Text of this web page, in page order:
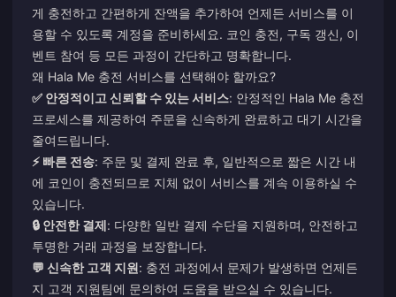
게 충전하고 간편하게 잔액을 추가하여 언제든 서비스를 이
용할 수 있도록 계정을 준비하세요. 코인 충전, 구독 갱신, 이
벤트 참여 등 모든 과정이 간단하고 명확합니다.
왜 Hala Me 충전 서비스를 선택해야 할까요?
✅ 안정적이고 신뢰할 수 있는 서비스: 안정적인 Hala Me 충전
프로세스를 제공하여 주문을 신속하게 완료하고 대기 시간을
줄여드립니다.
⚡ 빠른 전송: 주문 및 결제 완료 후, 일반적으로 짧은 시간 내
에 코인이 충전되므로 지체 없이 서비스를 계속 이용하실 수
있습니다.
🔒 안전한 결제: 다양한 일반 결제 수단을 지원하며, 안전하고
투명한 거래 과정을 보장합니다.
💬 신속한 고객 지원: 충전 과정에서 문제가 발생하면 언제든
지 고객 지원팀에 문의하여 도움을 받으실 수 있습니다.